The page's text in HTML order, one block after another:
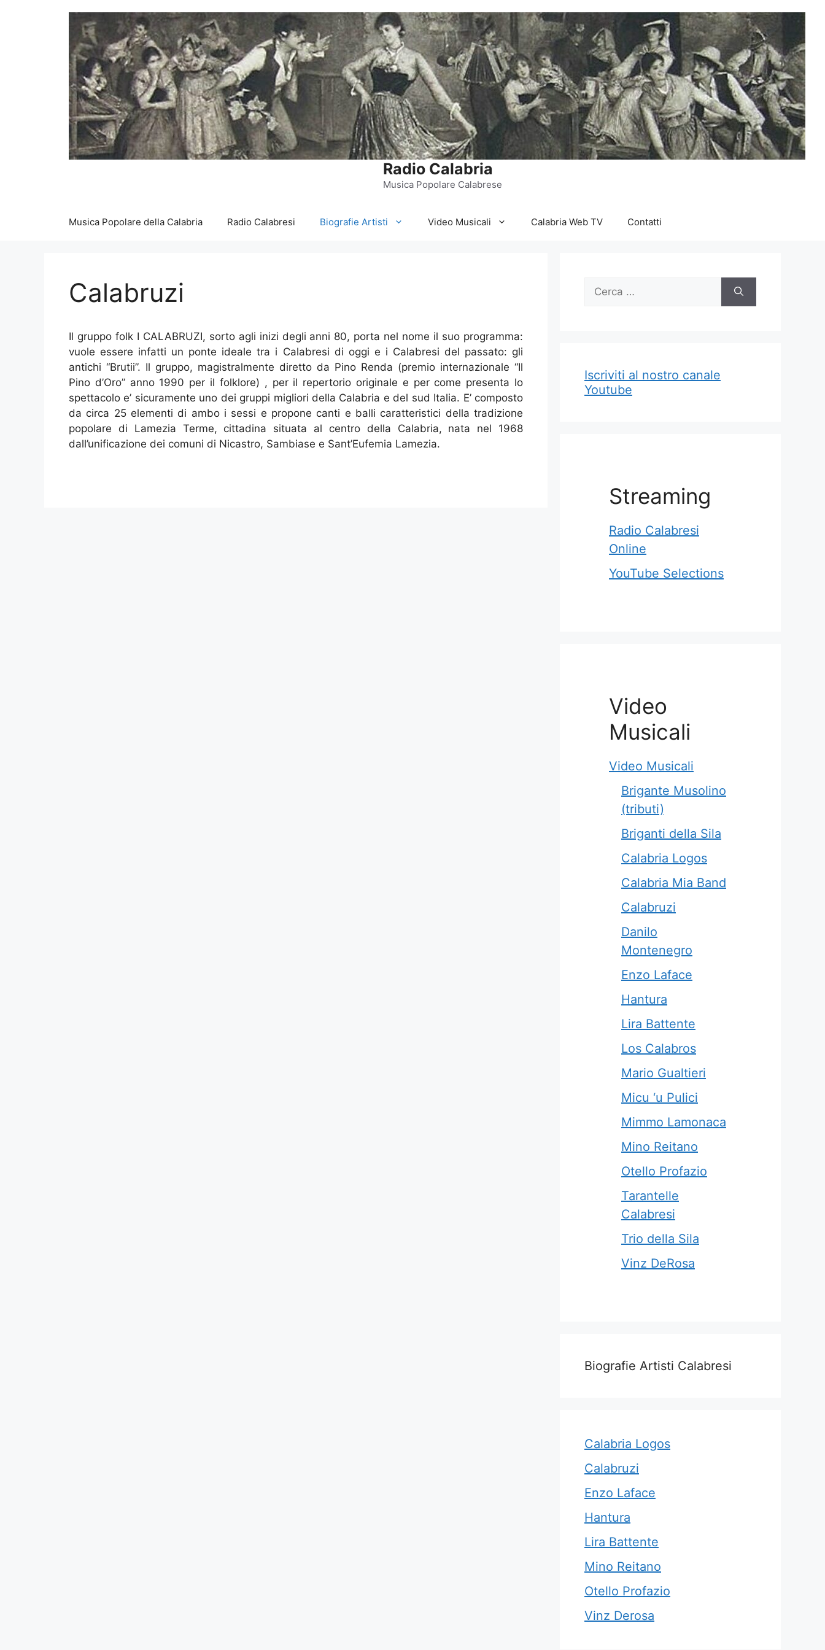
Radio Calabria
Musica Popolare Calabrese
Musica Popolare della Calabria Radio Calabresi Biografie Artisti Video Musicali Calabria Web TV Contatti
Calabruzi
Il gruppo folk I CALABRUZI, sorto agli inizi degli anni 80, porta nel nome il suo programma:
vuole essere infatti un ponte ideale tra i Calabresi di oggi e i Calabresi del passato: gli
antichi “Brutii”. Il gruppo, magistralmente diretto da Pino Renda (premio internazionale “Il
Pino d’Oro” anno 1990 per il folklore) , per il repertorio originale e per come presenta lo
spettacolo e’ sicuramente uno dei gruppi migliori della Calabria e del sud Italia. E’ composto
da circa 25 elementi di ambo i sessi e propone canti e balli caratteristici della tradizione
popolare di Lamezia Terme, cittadina situata al centro della Calabria, nata nel 1968
dall’unificazione dei comuni di Nicastro, Sambiase e Sant’Eufemia Lamezia.
Ricerca
Iscriviti al nostro canale
Youtube
Streaming
Radio Calabresi
Online
YouTube Selections
Video
Musicali
Video Musicali
Brigante Musolino
(tributi)
Briganti della Sila
Calabria Logos
Calabria Mia Band
Calabruzi
Danilo
Montenegro
Enzo Laface
Hantura
Lira Battente
Los Calabros
Mario Gualtieri
Micu ‘u Pulici
Mimmo Lamonaca
Mino Reitano
Otello Profazio
Tarantelle
Calabresi
Trio della Sila
Vinz DeRosa
Biografie Artisti Calabresi
Calabria Logos
Calabruzi
Enzo Laface
Hantura
Lira Battente
Mino Reitano
Otello Profazio
Vinz Derosa